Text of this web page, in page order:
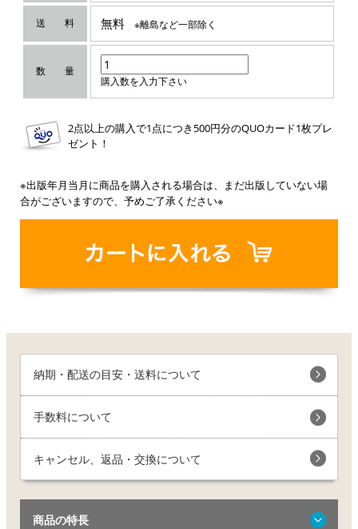
送 料 無料 ※離島など一部除く
数 量
購入数を入力下さい
2点以上の購入で1点につき500円分のQUOカード1枚プレ
ゼント！
※出版年月当月に商品を購入される場合は、まだ出版していない場
合がございますので、予めご了承ください※
納期・配送の目安・送料について
手数料について
キャンセル、返品・交換について
商品の特長